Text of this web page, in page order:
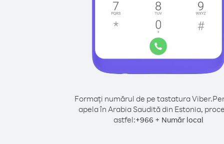
Formați numărul de pe tastatura Viber.
apela în Arabia Saudită din Estonia,
astfel:+966 + Număr local